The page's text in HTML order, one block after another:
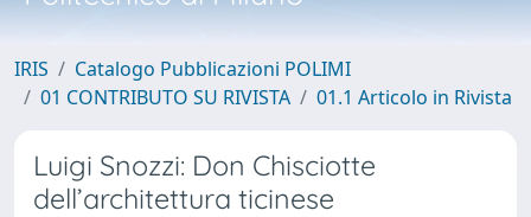
IRIS
Catalogo Pubblicazioni POLIMI
01 CONTRIBUTO SU RIVISTA
01.1 Articolo in Rivista
Luigi Snozzi: Don Chisciotte
dell’architettura ticinese